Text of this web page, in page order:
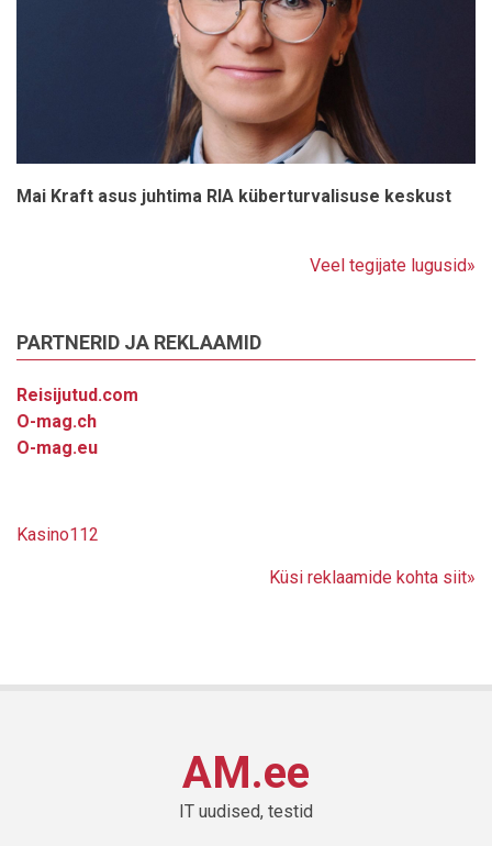
Mai Kraft asus juhtima RIA küberturvalisuse keskust
Veel tegijate lugusid»
PARTNERID JA REKLAAMID
Reisijutud.com
O-mag.ch
O-mag.eu
Kasino112
Küsi reklaamide kohta siit»
AM.ee
IT uudised, testid